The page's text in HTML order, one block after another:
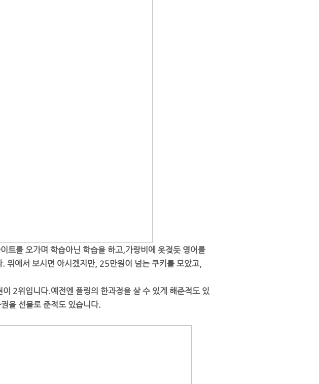
트를 오가며 학습아닌 학습을 하고,가랑비에 옷젖듯 영어를
위에서 보시면 아시겠지만, 25만원이 넘는 쿠키를 모았고,
2위입니다.예전엔 플링의 한과정을 살 수 있게 해준적도 있
을 선물로 준적도 있습니다.